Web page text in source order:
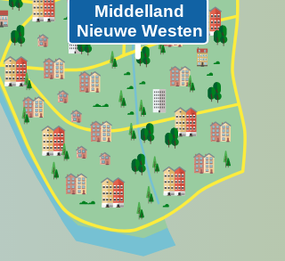
Middelland
Nieuwe Westen